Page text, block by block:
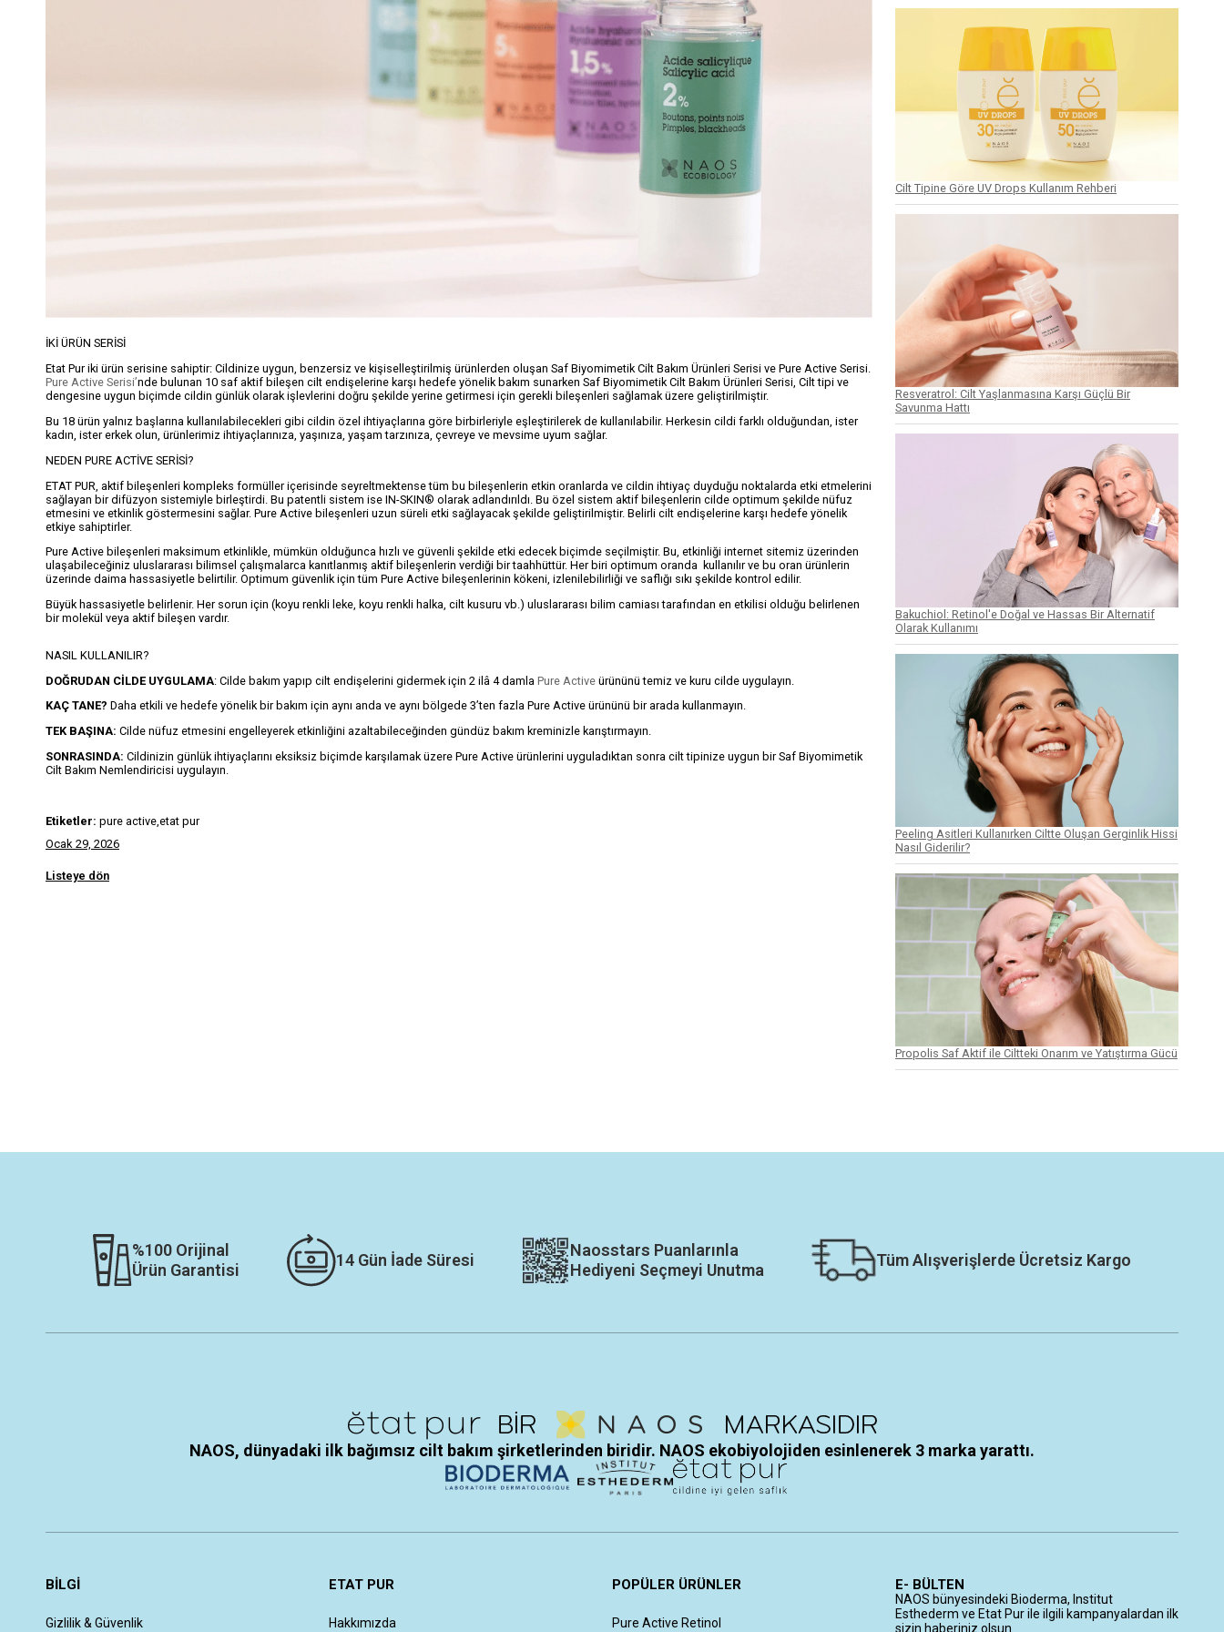
İKİ ÜRÜN SERİSİ
Etat Pur iki ürün serisine sahiptir: Cildinize uygun, benzersiz ve kişiselleştirilmiş ürünlerden oluşan Saf Biyomimetik Cilt Bakım Ürünleri Serisi ve Pure Active Serisi.
Pure Active Serisi’nde bulunan 10 saf aktif bileşen cilt endişelerine karşı hedefe yönelik bakım sunarken Saf Biyomimetik Cilt Bakım Ürünleri Serisi, Cilt tipi ve
dengesine uygun biçimde cildin günlük olarak işlevlerini doğru şekilde yerine getirmesi için gerekli bileşenleri sağlamak üzere geliştirilmiştir.
Bu 18 ürün yalnız başlarına kullanılabilecekleri gibi cildin özel ihtiyaçlarına göre birbirleriyle eşleştirilerek de kullanılabilir. Herkesin cildi farklı olduğundan, ister
kadın, ister erkek olun, ürünlerimiz ihtiyaçlarınıza, yaşınıza, yaşam tarzınıza, çevreye ve mevsime uyum sağlar.
NEDEN PURE ACTİVE SERİSİ?
ETAT PUR, aktif bileşenleri kompleks formüller içerisinde seyreltmektense tüm bu bileşenlerin etkin oranlarda ve cildin ihtiyaç duyduğu noktalarda etki etmelerini
sağlayan bir difüzyon sistemiyle birleştirdi. Bu patentli sistem ise IN-SKIN® olarak adlandırıldı. Bu özel sistem aktif bileşenlerin cilde optimum şekilde nüfuz
etmesini ve etkinlik göstermesini sağlar. Pure Active bileşenleri uzun süreli etki sağlayacak şekilde geliştirilmiştir. Belirli cilt endişelerine karşı hedefe yönelik
etkiye sahiptirler.
Pure Active bileşenleri maksimum etkinlikle, mümkün olduğunca hızlı ve güvenli şekilde etki edecek biçimde seçilmiştir. Bu, etkinliği internet sitemiz üzerinden
ulaşabileceğiniz uluslararası bilimsel çalışmalarca kanıtlanmış aktif bileşenlerin verdiği bir taahhüttür. Her biri optimum oranda kullanılır ve bu oran ürünlerin
üzerinde daima hassasiyetle belirtilir. Optimum güvenlik için tüm Pure Active bileşenlerinin kökeni, izlenilebilirliği ve saflığı sıkı şekilde kontrol edilir.
Büyük hassasiyetle belirlenir. Her sorun için (koyu renkli leke, koyu renkli halka, cilt kusuru vb.) uluslararası bilim camiası tarafından en etkilisi olduğu belirlenen
bir molekül veya aktif bileşen vardır.
NASIL KULLANILIR?
DOĞRUDAN CİLDE UYGULAMA: Cilde bakım yapıp cilt endişelerini gidermek için 2 ilâ 4 damla Pure Active ürününü temiz ve kuru cilde uygulayın.
KAÇ TANE? Daha etkili ve hedefe yönelik bir bakım için aynı anda ve aynı bölgede 3’ten fazla Pure Active ürününü bir arada kullanmayın.
TEK BAŞINA: Cilde nüfuz etmesini engelleyerek etkinliğini azaltabileceğinden gündüz bakım kreminizle karıştırmayın.
SONRASINDA: Cildinizin günlük ihtiyaçlarını eksiksiz biçimde karşılamak üzere Pure Active ürünlerini uyguladıktan sonra cilt tipinize uygun bir Saf Biyomimetik
Cilt Bakım Nemlendiricisi uygulayın.
Etiketler: pure active,etat pur
Ocak 29, 2026
Listeye dön
Cilt Tipine Göre UV Drops Kullanım Rehberi
Resveratrol: Cilt Yaşlanmasına Karşı Güçlü Bir
Savunma Hattı
Bakuchiol: Retinol'e Doğal ve Hassas Bir Alternatif
Olarak Kullanımı
Peeling Asitleri Kullanırken Ciltte Oluşan Gerginlik Hissi
Nasıl Giderilir?
Propolis Saf Aktif ile Ciltteki Onarım ve Yatıştırma Gücü
%100 Orijinal
Ürün Garantisi
14 Gün İade Süresi
Naosstars Puanlarınla
Hediyeni Seçmeyi Unutma
Tüm Alışverişlerde Ücretsiz Kargo
NAOS, dünyadaki ilk bağımsız cilt bakım şirketlerinden biridir. NAOS ekobiyolojiden esinlenerek 3 marka yarattı.
BİLGİ
Gizlilik & Güvenlik
ETAT PUR
Hakkımızda
POPÜLER ÜRÜNLER
Pure Active Retinol
E- BÜLTEN
NAOS bünyesindeki Bioderma, Institut
Esthederm ve Etat Pur ile ilgili kampanyalardan ilk
sizin haberiniz olsun.